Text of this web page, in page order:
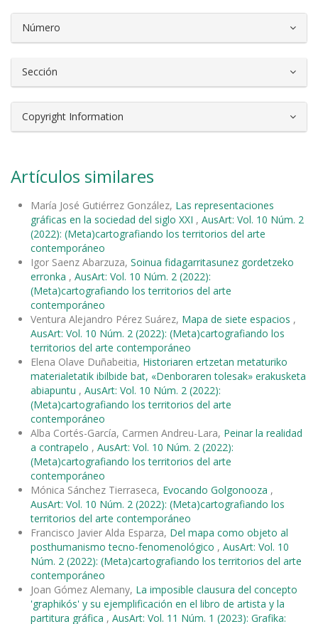
Número
Sección
Copyright Information
Artículos similares
María José Gutiérrez González, Las representaciones
gráficas en la sociedad del siglo XXI , AusArt: Vol. 10 Núm. 2
(2022): (Meta)cartografiando los territorios del arte
contemporáneo
Igor Saenz Abarzuza, Soinua fidagarritasunez gordetzeko
erronka , AusArt: Vol. 10 Núm. 2 (2022):
(Meta)cartografiando los territorios del arte
contemporáneo
Ventura Alejandro Pérez Suárez, Mapa de siete espacios ,
AusArt: Vol. 10 Núm. 2 (2022): (Meta)cartografiando los
territorios del arte contemporáneo
Elena Olave Duñabeitia, Historiaren ertzetan metaturiko
materialetatik ibilbide bat, «Denboraren tolesak» erakusketa
abiapuntu , AusArt: Vol. 10 Núm. 2 (2022):
(Meta)cartografiando los territorios del arte
contemporáneo
Alba Cortés-García, Carmen Andreu-Lara, Peinar la realidad
a contrapelo , AusArt: Vol. 10 Núm. 2 (2022):
(Meta)cartografiando los territorios del arte
contemporáneo
Mónica Sánchez Tierraseca, Evocando Golgonooza ,
AusArt: Vol. 10 Núm. 2 (2022): (Meta)cartografiando los
territorios del arte contemporáneo
Francisco Javier Alda Esparza, Del mapa como objeto al
posthumanismo tecno-fenomenológico , AusArt: Vol. 10
Núm. 2 (2022): (Meta)cartografiando los territorios del arte
contemporáneo
Joan Gómez Alemany, La imposible clausura del concepto
'graphikós' y su ejemplificación en el libro de artista y la
partitura gráfica , AusArt: Vol. 11 Núm. 1 (2023): Grafika: